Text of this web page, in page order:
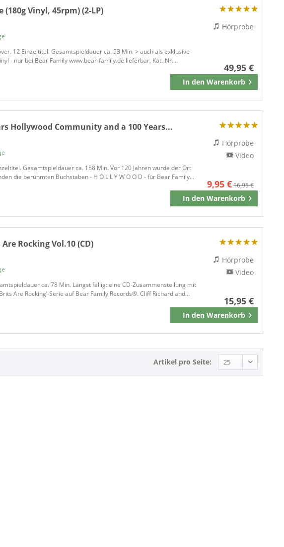
(180g Vinyl, 45rpm) (2-LP)
12 Einzeltitel. Gesamtspieldauer ca. 53 Min. > auch als exklusive
- nur bei Bear Family www.bear-family.de lieferbar, Kat.-Nr....
49,95 €
In den Warenkorb
Merken
Hörprobe
Hollywood Community and a 100 Years...
Gesamtspieldauer ca. 158 Min. Vor 120 Jahren wurde der Ort
die berühmten Buchstaben - H O L L Y W O O D - für Bear Family...
9,95 €16,95 €
In den Warenkorb
Merken
Hörprobe
Video
Rocking Vol.10 (CD)
ca. 78 Min. Längst fällig: eine CD-Zusammenstellung mit
Are Rocking‘-Serie auf Bear Family Records®. Cliff Richard and...
15,95 €
In den Warenkorb
Merken
Hörprobe
Video
Artikel pro Seite: